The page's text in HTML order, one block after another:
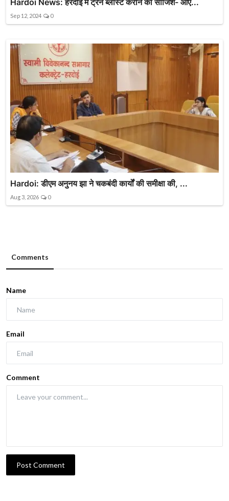
Sep 12, 2024 0
Hardoi: डीएम अनुनय झा ने चकबंदी कार्यों की समीक्षा की, ...
Aug 3, 2026 0
Comments
Name
Email
Comment
Post Comment